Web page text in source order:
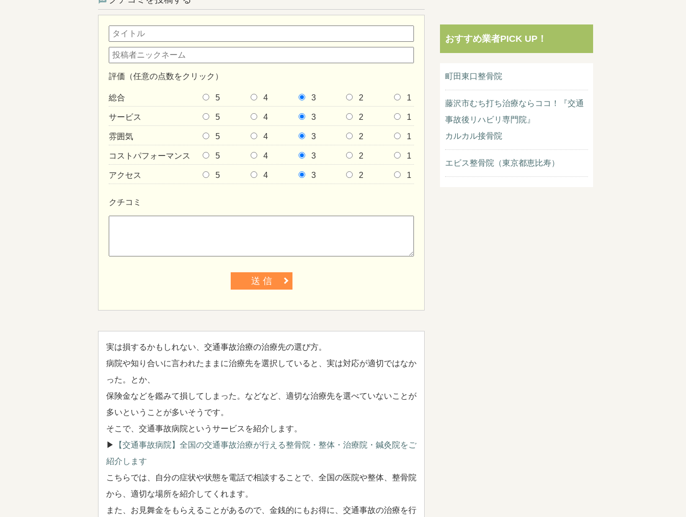
評価（任意の点数をクリック）
総合 5 4 3 2 1
サービス 5 4 3 2 1
雰囲気 5 4 3 2 1
コストパフォーマンス 5 4 3 2 1
アクセス 5 4 3 2 1
クチコミ
送 信
実は損するかもしれない、交通事故治療の治療先の選び方。
病院や知り合いに言われたままに治療先を選択していると、実は対応が適切ではなか
った。とか、
保険金などを鑑みて損してしまった。などなど、適切な治療先を選べていないことが
多いということが多いそうです。
そこで、交通事故病院というサービスを紹介します。
▶
【交通事故病院】全国の交通事故治療が行える整骨院・整体・治療院・鍼灸院をご
紹介します
こちらでは、自分の症状や状態を電話で相談することで、全国の医院や整体、整骨院
から、適切な場所を紹介してくれます。
また、お見舞金をもらえることがあるので、金銭的にもお得に、交通事故の治療を行
おすすめ業者PICK UP！
町田東口整骨院
藤沢市むち打ち治療ならココ！『交通
事故後リハビリ専門院』
カルカル接骨院
エビス整骨院（東京都恵比寿）